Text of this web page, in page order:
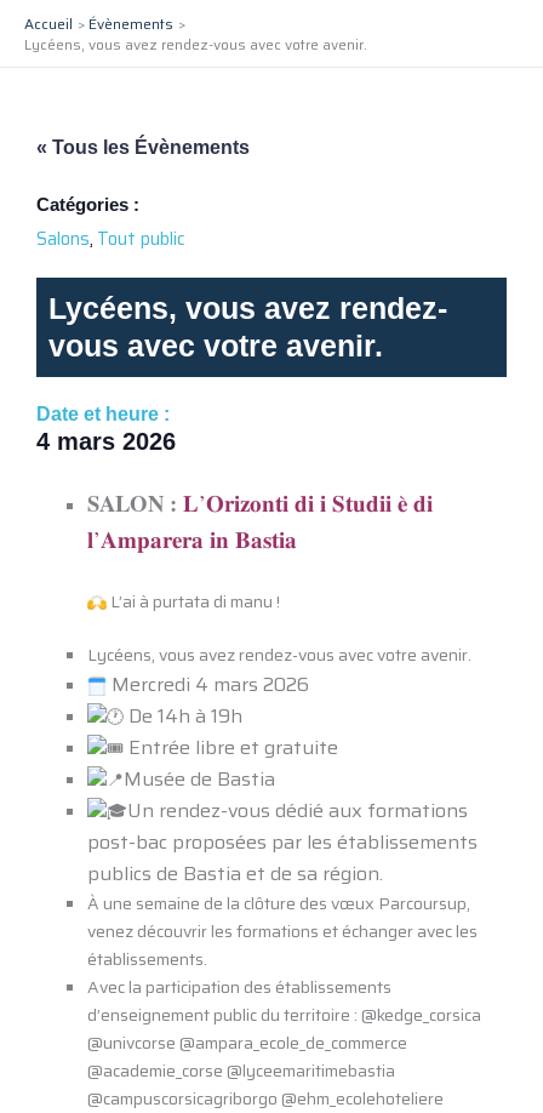
Accueil
Évènements
Lycéens, vous avez rendez-vous avec votre avenir.
« Tous les Évènements
Catégories :
Salons, Tout public
Lycéens, vous avez rendez-
vous avec votre avenir.
Date et heure :
4 mars 2026
SALON : 𝐋’𝐎𝐫𝐢𝐳𝐨𝐧𝐭𝐢 𝐝𝐢 𝐢 𝐒𝐭𝐮𝐝𝐢𝐢 𝐞̀ 𝐝𝐢
𝐥’𝐀𝐦𝐩𝐚𝐫𝐞𝐫𝐚 𝐢𝐧 𝐁𝐚𝐬𝐭𝐢𝐚
L’ai à purtata di manu !
Lycéens, vous avez rendez-vous avec votre avenir.
Mercredi 4 mars 2026
De 14h à 19h
Entrée libre et gratuite
Musée de Bastia
Un rendez-vous dédié aux formations
post-bac proposées par les établissements
publics de Bastia et de sa région.
À une semaine de la clôture des vœux Parcoursup,
venez découvrir les formations et échanger avec les
établissements.
Avec la participation des établissements
d’enseignement public du territoire : @kedge_corsica
@univcorse @ampara_ecole_de_commerce
@academie_corse @lyceemaritimebastia
@campuscorsicagriborgo @ehm_ecolehoteliere